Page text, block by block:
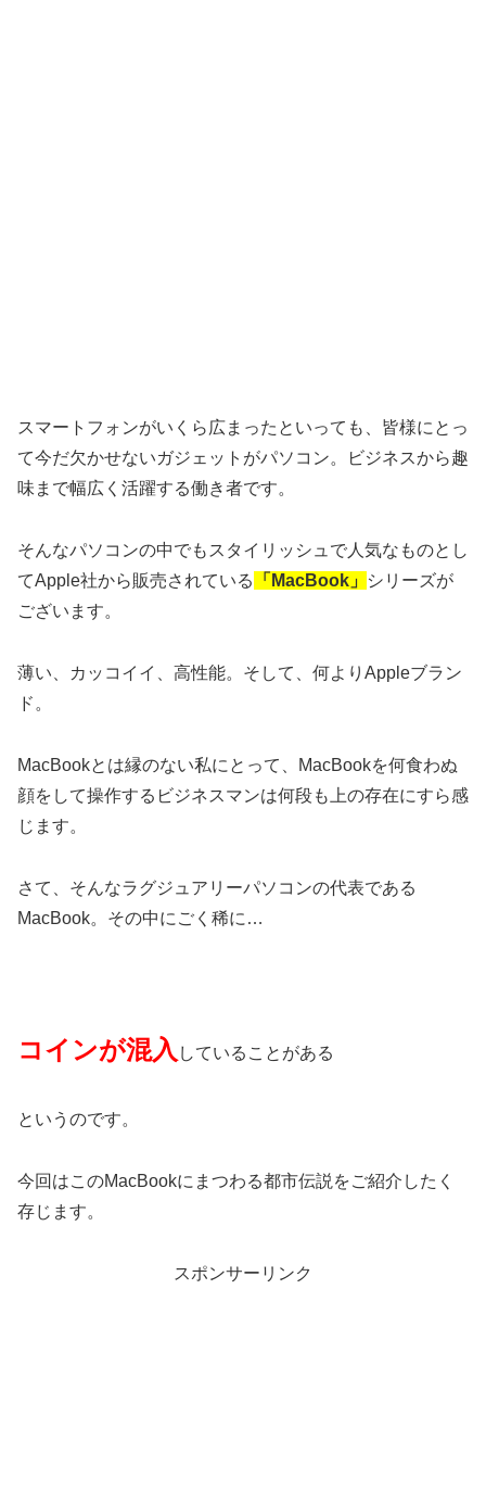
スマートフォンがいくら広まったといっても、皆様にとっ
て今だ欠かせないガジェットがパソコン。ビジネスから趣
味まで幅広く活躍する働き者です。
そんなパソコンの中でもスタイリッシュで人気なものとし
てApple社から販売されている
「MacBook」
シリーズが
ございます。
薄い、カッコイイ、高性能。そして、何よりAppleブラン
ド。
MacBookとは縁のない私にとって、MacBookを何食わぬ
顔をして操作するビジネスマンは何段も上の存在にすら感
じます。
さて、そんなラグジュアリーパソコンの代表である
MacBook。その中にごく稀に…
コインが混入 していることがある
というのです。
今回はこのMacBookにまつわる都市伝説をご紹介したく
存じます。
スポンサーリンク